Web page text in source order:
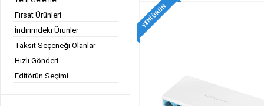
Fırsat Ürünleri
İndirimdeki Ürünler
Taksit Seçeneği Olanlar
Hızlı Gönderi
Editörün Seçimi
YENI ÜRÜN